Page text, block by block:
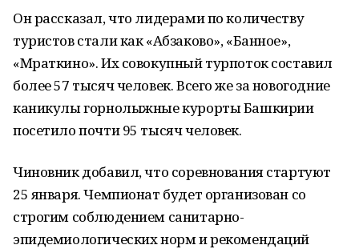
Он рассказал, что лидерами по количеству
туристов стали как «Абзаково», «Банное»,
«Мраткино». Их совокупный турпоток составил
более 57 тысяч человек. Всего же за новогодние
каникулы горнолыжные курорты Башкирии
посетило почти 95 тысяч человек.
Чиновник добавил, что соревнования стартуют
25 января. Чемпионат будет организован со
строгим соблюдением санитарно-
эпидемиологических норм и рекомендаций